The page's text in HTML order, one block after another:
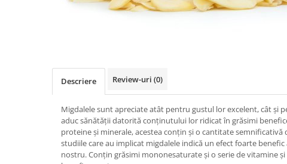
REMEDII NATURISTE
TOATE PRODUSELE
Descriere Review-uri (0)
Migdalele sunt apreciate atât pentru gustul lor excelent, cât și
aduc sănătății datorită conținutului lor ridicat în grăsimi
proteine și minerale, acestea conțin și o cantitate semnificativă
studiile care au implicat migdalele indică un efect foarte
nostru. Conțin grăsimi mononesaturate și o serie de vitamine